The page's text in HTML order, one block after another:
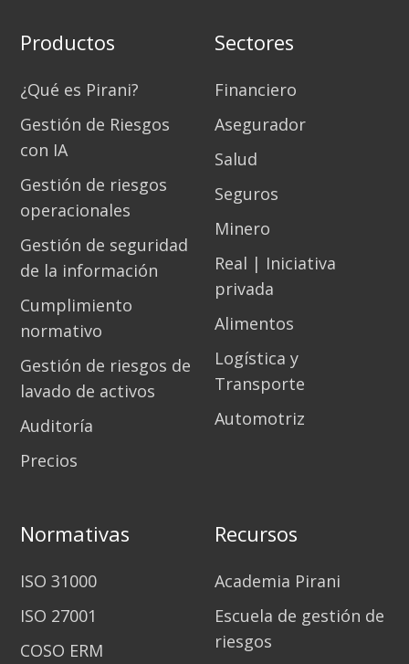
Productos
¿Qué es Pirani?
Gestión de Riesgos
con IA
Gestión de riesgos
operacionales
Gestión de seguridad
de la información
Cumplimiento
normativo
Gestión de riesgos de
lavado de activos
Auditoría
Precios
Sectores
Financiero
Asegurador
Salud
Seguros
Minero
Real | Iniciativa
privada
Alimentos
Logística y
Transporte
Automotriz
Normativas
ISO 31000
ISO 27001
COSO ERM
Recursos
Academia Pirani
Escuela de gestión de
riesgos